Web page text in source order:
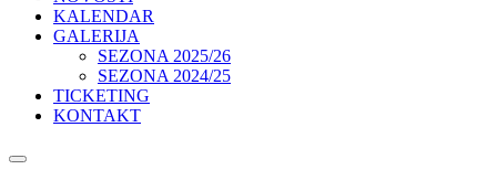
KALENDAR
GALERIJA
SEZONA 2025/26
SEZONA 2024/25
TICKETING
KONTAKT